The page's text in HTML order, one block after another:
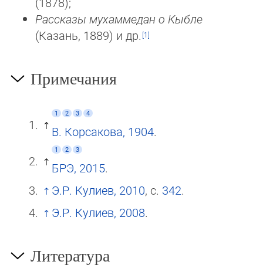
Рассказы мухаммедан о Кыбле
(Казань, 1889) и др.
Примечания
1 2 3 4
В. Корсакова, 1904.
1 2 3
БРЭ, 2015.
Э.Р. Кулиев, 2010, с. 342.
Э.Р. Кулиев, 2008.
Литература